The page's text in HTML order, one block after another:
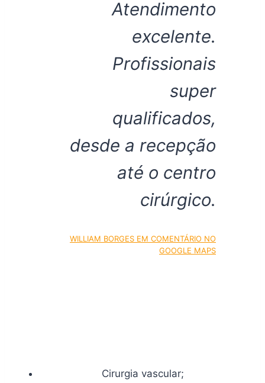
Atendimento
excelente.
Profissionais
super
qualificados,
desde a recepção
até o centro
cirúrgico.
WILLIAM BORGES EM COMENTÁRIO NO
GOOGLE MAPS
Cirurgia vascular;